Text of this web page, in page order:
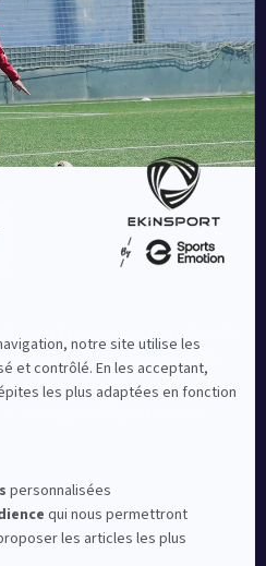
en France depuis plus de
par la rédaction de
des « Meilleurs sites de
catégorie Sportswear.